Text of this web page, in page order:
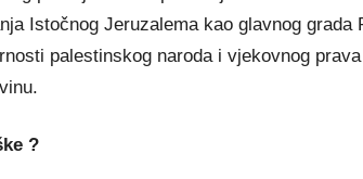
Istočnog Jeruzalema kao glavnog grada
palestinskog naroda i vjekovnog
?